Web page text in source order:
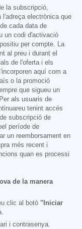
la subscripció,
l'adreça electrònica que
cada data de
un codi d'activació
per compte. La
al preu i durant el
de l'oferta i els
aquí com a
o la promoció
que sigueu un
als usuaris de
tenint accés
subscripció de
període de
un reemborsament en
més recent i
quan es processi
de la manera
clic al botó "Iniciar
i contrasenya.